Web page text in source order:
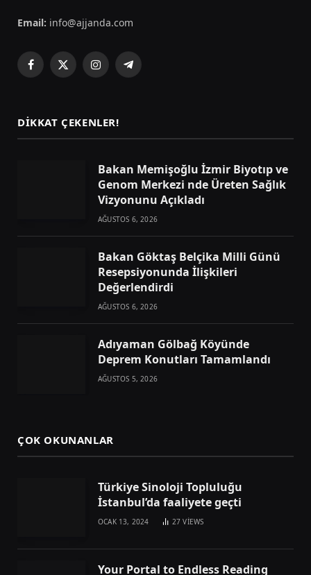
Email: info@ajjanda.com
Facebook
X
InstagramTelegram
DIKKAT ÇEKENLER!
Bakan Memişoğlu İzmir Biyotıp ve
Genom Merkezi nde Üreten Sağlık
Vizyonunu Açıkladı
AĞUSTOS 6, 2026
Bakan Göktaş Belçika Milli Günü
Resepsiyonunda İlişkileri
Değerlendirdi
AĞUSTOS 6, 2026
Adıyaman Gölbağ Köyünde
Deprem Konutları Tamamlandı
AĞUSTOS 5, 2026
ÇOK OKUNANLAR
Türkiye Sinoloji Topluluğu
İstanbul’da faaliyete geçti
OCAK 13, 2024 27VIEWS
Your Portal to Endless Reading